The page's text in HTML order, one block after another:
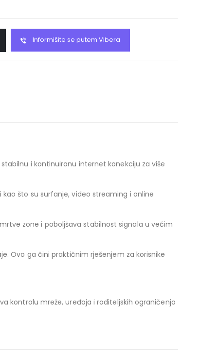
Informišite se putem Vibera
i kontinuiranu internet konekciju za više
što su surfanje, video streaming i online
zone i poboljšava stabilnost signala u većim
Ovo ga čini praktičnim rješenjem za korisnike
kontrolu mreže, uređaja i roditeljskih ograničenja